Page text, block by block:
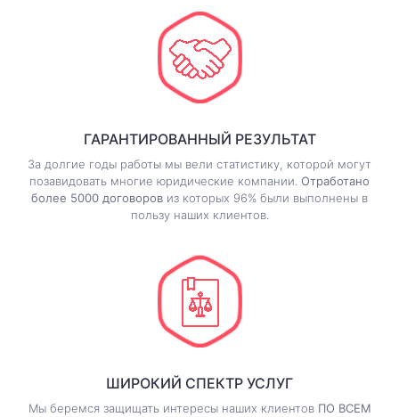
ГАРАНТИРОВАННЫЙ РЕЗУЛЬТАТ
За долгие годы работы мы вели статистику, которой могут
позавидовать многие юридические компании. Отработано
более 5000 договоров из которых 96% были выполнены в
пользу наших клиентов.
ШИРОКИЙ СПЕКТР УСЛУГ
Мы беремся защищать интересы наших клиентов ПО ВСЕМ